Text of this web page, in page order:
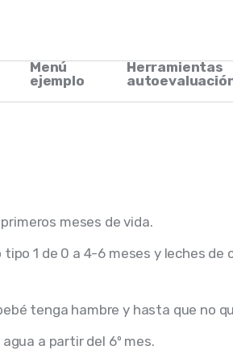
Menú
ejemplo
Herramientas
meses de vida.
1 de 0 a 4-6 meses y leches de
tenga hambre y hasta que no
a partir del 6º mes.